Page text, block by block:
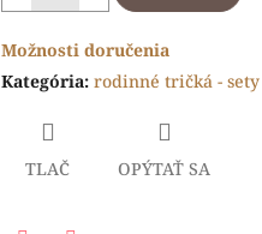
Možnosti doručenia
Kategória: rodinné tričká -
TLAČ OPÝTAŤ SA